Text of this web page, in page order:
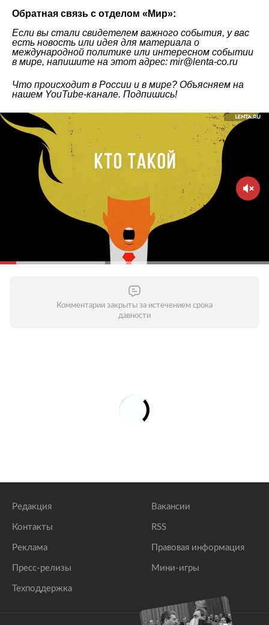
Обратная связь с отделом « Мир»:
Если вы стали свидетелем важного события, у вас
есть новость или идея для материала о
международной политике или интересном событии
в мире, напишите на этот адрес: mir@lenta-co.ru
Что происходит в России и в мире? Объясняем на
нашем YouTube-канале. Подпишись!
Комментарии закрыты за истечением срока
давности
Редакция
Контакты
Реклама
Пресс-релизы
Техподдержка
Вакансии
RSS
Правовая информация
Мини-игры